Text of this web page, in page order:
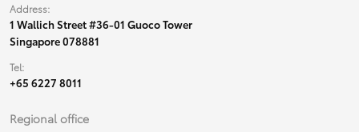
Address:
1 Wallich Street #36-01 Guoco Tower
Singapore 078881
Tel:
+65 6227 8011
Regional office